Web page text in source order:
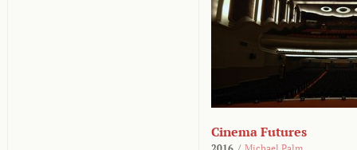
Cinema Futures